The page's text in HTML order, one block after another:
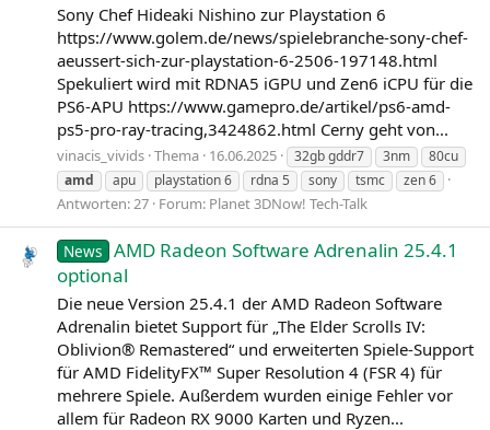
Sony Chef Hideaki Nishino zur Playstation 6
https://www.golem.de/news/spielebranche-sony-chef-
aeussert-sich-zur-playstation-6-2506-197148.html
Spekuliert wird mit RDNA5 iGPU und Zen6 iCPU für die
PS6-APU https://www.gamepro.de/artikel/ps6-amd-
ps5-pro-ray-tracing,3424862.html Cerny geht von...
vinacis_vivids Thema 16.06.2025 32gb gddr7 3nm
80cu
amd
apu playstation 6 rdna 5 sony tsmc zen 6
Antworten: 27 Forum: Planet 3DNow! Tech-Talk
News AMD Radeon Software Adrenalin 25.4.1
optional
Die neue Version 25.4.1 der AMD Radeon Software
Adrenalin bietet Support für „The Elder Scrolls IV:
Oblivion® Remastered“ und erweiterten Spiele-Support
für AMD FidelityFX™ Super Resolution 4 (FSR 4) für
mehrere Spiele. Außerdem wurden einige Fehler vor
allem für Radeon RX 9000 Karten und Ryzen...